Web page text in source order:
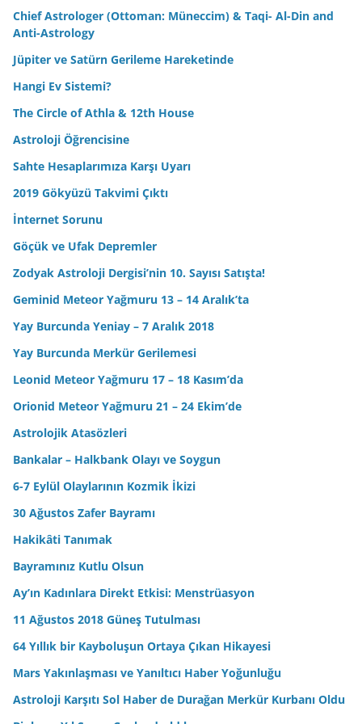
Chief Astrologer (Ottoman: Müneccim) & Taqi- Al-Din and
Anti-Astrology
Jüpiter ve Satürn Gerileme Hareketinde
Hangi Ev Sistemi?
The Circle of Athla & 12th House
Astroloji Öğrencisine
Sahte Hesaplarımıza Karşı Uyarı
2019 Gökyüzü Takvimi Çıktı
İnternet Sorunu
Göçük ve Ufak Depremler
Zodyak Astroloji Dergisi’nin 10. Sayısı Satışta!
Geminid Meteor Yağmuru 13 – 14 Aralık’ta
Yay Burcunda Yeniay – 7 Aralık 2018
Yay Burcunda Merkür Gerilemesi
Leonid Meteor Yağmuru 17 – 18 Kasım’da
Orionid Meteor Yağmuru 21 – 24 Ekim’de
Astrolojik Atasözleri
Bankalar – Halkbank Olayı ve Soygun
6-7 Eylül Olaylarının Kozmik İkizi
30 Ağustos Zafer Bayramı
Hakikâti Tanımak
Bayramınız Kutlu Olsun
Ay’ın Kadınlara Direkt Etkisi: Menstrüasyon
11 Ağustos 2018 Güneş Tutulması
64 Yıllık bir Kayboluşun Ortaya Çıkan Hikayesi
Mars Yakınlaşması ve Yanıltıcı Haber Yoğunluğu
Astroloji Karşıtı Sol Haber de Durağan Merkür Kurbanı Oldu